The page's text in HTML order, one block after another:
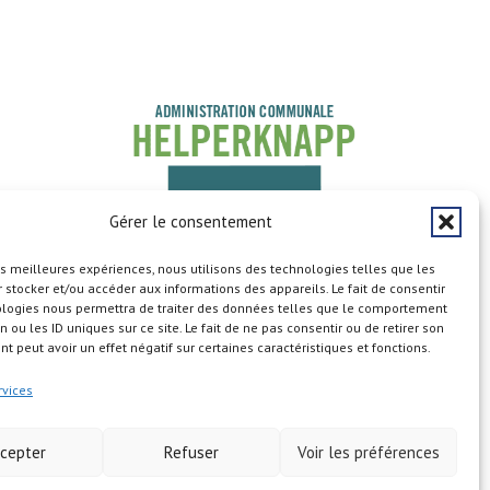
Gérer le consentement
meilleures expériences, nous utilisons des technologies telles que les
stocker et/ou accéder aux informations des appareils. Le fait de consentir
nous permettra de traiter des données telles que le comportement
ou les ID uniques sur ce site. Le fait de ne pas consentir ou de retirer son
peut avoir un effet négatif sur certaines caractéristiques et fonctions.
Refuser Voir les préférences